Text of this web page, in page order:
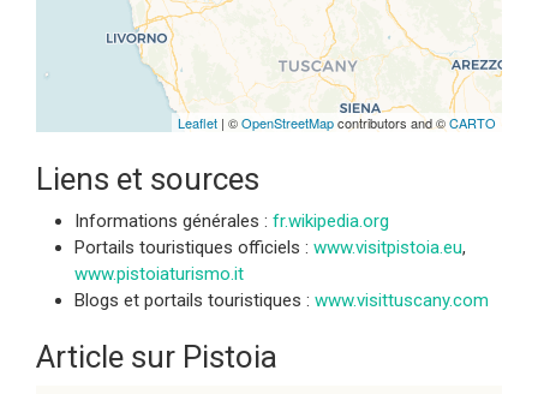
Leaflet | ©OpenStreetMapcontributors and ©CARTO
Liens et sources
Informations générales : fr.wikipedia.org
Portails touristiques officiels : www.visitpistoia.eu,
www.pistoiaturismo.it
Blogs et portails touristiques : www.visittuscany.com
Article sur Pistoia